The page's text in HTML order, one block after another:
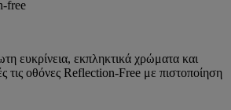
ευκρίνεια, εκπληκτικά χρώματα και
τις οθόνες Reflection-Free με πιστοποίηση